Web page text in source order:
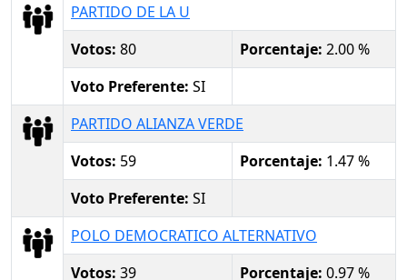
PARTIDO DE LA U
Votos: 80 Porcentaje: 2.00 %
Voto Preferente: SI
PARTIDO ALIANZA VERDE
Votos: 59 Porcentaje: 1.47 %
Voto Preferente: SI
POLO DEMOCRATICO ALTERNATIVO
Votos: 39 Porcentaje: 0.97 %